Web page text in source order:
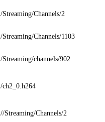
/Streaming/Channels/2
/Streaming/Channels/1103
/Streaming/channels/902
/ch2_0.h264
//Streaming/Channels/2